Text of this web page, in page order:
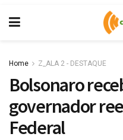
Home Z_ALA 2 - DESTAQUE
Bolsonaro
governador
Federal